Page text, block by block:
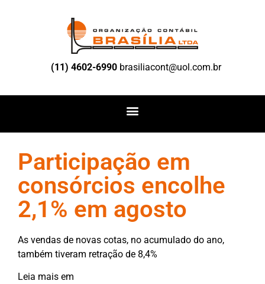
(11) 4602-6990 brasiliacont@uol.com.br
Participação em
consórcios encolhe
2,1% em agosto
As vendas de novas cotas, no acumulado do ano,
também tiveram retração de 8,4%
Leia mais em